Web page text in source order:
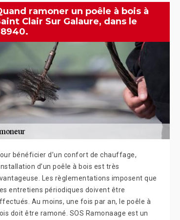
ramoner un poêle à bois à
Clair Sur Galaure, dans le
bénéficier d’un confort de chauffage,
d’un poêle à bois est très
Les règlementations imposent que
entretiens périodiques doivent être
Au moins, une fois par an, le poêle à
doit être ramoné. SOS Ramonaage est un